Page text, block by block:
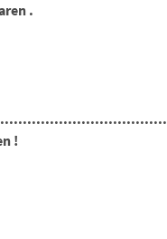
.
!